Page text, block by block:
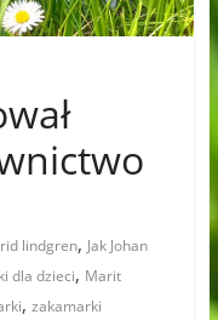
lindgren, Jak Johan
dla dzieci, Marit
, zakamarki